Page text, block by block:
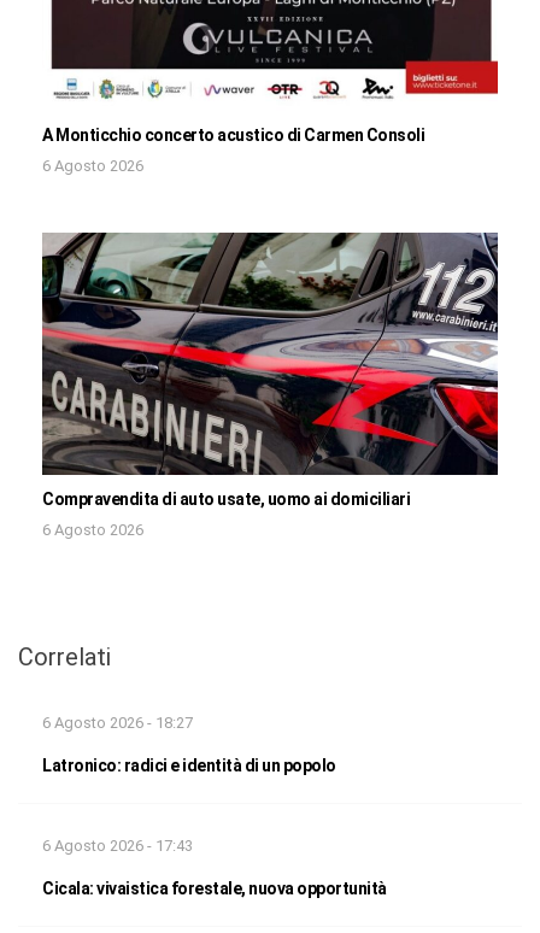
A Monticchio concerto acustico di Carmen Consoli
6 Agosto 2026
Compravendita di auto usate, uomo ai domiciliari
6 Agosto 2026
Correlati
6 Agosto 2026 - 18:27
Latronico: radici e identità di un popolo
6 Agosto 2026 - 17:43
Cicala: vivaistica forestale, nuova opportunità